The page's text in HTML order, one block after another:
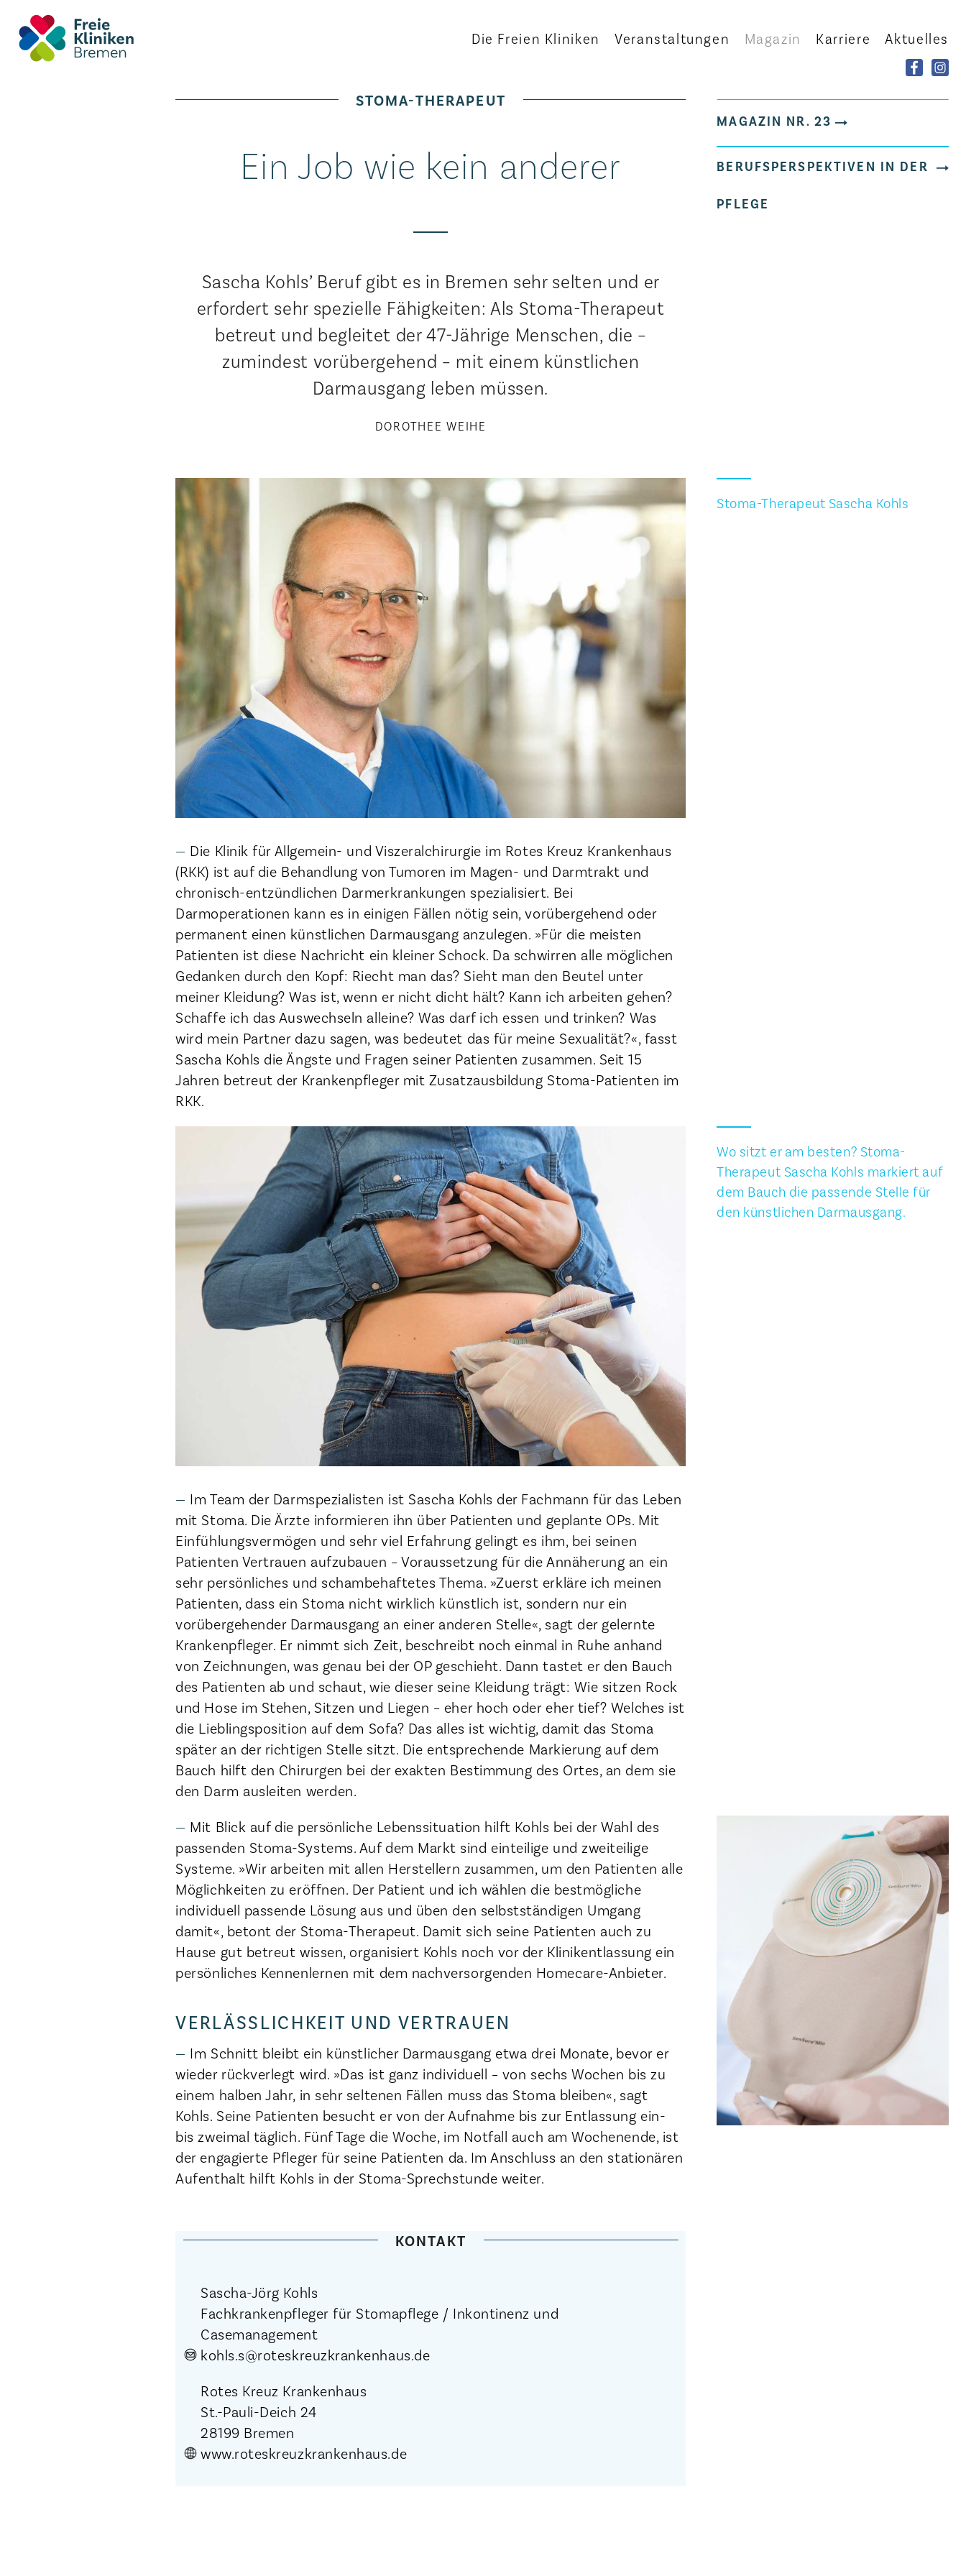
STOMA-THERAPEUT
Ein Job wie kein anderer
Sascha Kohls’ Beruf gibt es in Bremen sehr selten und er
erfordert sehr spezielle Fähigkeiten: Als Stoma-Therapeut
betreut und begleitet der 47-Jährige Menschen, die –
zumindest vorübergehend – mit einem künstlichen
Darmausgang leben müssen.
DOROTHEE WEIHE
MAGAZIN NR. 23
BERUFSPERSPEKTIVEN IN DER
PFLEGE
Stoma-Therapeut Sascha Kohls
Die Klinik für Allgemein- und Viszeralchirurgie im Rotes Kreuz Krankenhaus
(RKK) ist auf die Behandlung von Tumoren im Magen- und Darmtrakt und
chronisch-entzündlichen Darmerkrankungen spezialisiert. Bei
Darmoperationen kann es in einigen Fällen nötig sein, vorübergehend oder
permanent einen künstlichen Darmausgang anzulegen. »Für die meisten
Patienten ist diese Nachricht ein kleiner Schock. Da schwirren alle möglichen
Gedanken durch den Kopf: Riecht man das? Sieht man den Beutel unter
meiner Kleidung? Was ist, wenn er nicht dicht hält? Kann ich arbeiten gehen?
Schaffe ich das Auswechseln alleine? Was darf ich essen und trinken? Was
wird mein Partner dazu sagen, was bedeutet das für meine Sexualität?«, fasst
Sascha Kohls die Ängste und Fragen seiner Patienten zusammen. Seit 15
Jahren betreut der Krankenpfleger mit Zusatzausbildung Stoma-Patienten im
RKK.
Wo sitzt er am besten? Stoma-
Therapeut Sascha Kohls markiert auf
dem Bauch die passende Stelle für
den künstlichen Darmausgang.
Im Team der Darmspezialisten ist Sascha Kohls der Fachmann für das Leben
mit Stoma. Die Ärzte informieren ihn über Patienten und geplante OPs. Mit
Einfühlungsvermögen und sehr viel Erfahrung gelingt es ihm, bei seinen
Patienten Vertrauen aufzubauen – Voraussetzung für die Annäherung an ein
sehr persönliches und schambehaftetes Thema. »Zuerst erkläre ich meinen
Patienten, dass ein Stoma nicht wirklich künstlich ist, sondern nur ein
vorübergehender Darmausgang an einer anderen Stelle«, sagt der gelernte
Krankenpfleger. Er nimmt sich Zeit, beschreibt noch einmal in Ruhe anhand
von Zeichnungen, was genau bei der OP geschieht. Dann tastet er den Bauch
des Patienten ab und schaut, wie dieser seine Kleidung trägt: Wie sitzen Rock
und Hose im Stehen, Sitzen und Liegen – eher hoch oder eher tief? Welches ist
die Lieblingsposition auf dem Sofa? Das alles ist wichtig, damit das Stoma
später an der richtigen Stelle sitzt. Die entsprechende Markierung auf dem
Bauch hilft den Chirurgen bei der exakten Bestimmung des Ortes, an dem sie
den Darm ausleiten werden.
Mit Blick auf die persönliche Lebenssituation hilft Kohls bei der Wahl des
passenden Stoma-Systems. Auf dem Markt sind einteilige und zweiteilige
Systeme. »Wir arbeiten mit allen Herstellern zusammen, um den Patienten alle
Möglichkeiten zu eröffnen. Der Patient und ich wählen die bestmögliche
individuell passende Lösung aus und üben den selbstständigen Umgang
damit«, betont der Stoma-Therapeut. Damit sich seine Patienten auch zu
Hause gut betreut wissen, organisiert Kohls noch vor der Klinikentlassung ein
persönliches Kennenlernen mit dem nachversorgenden Homecare-Anbieter.
VERLÄSSLICHKEIT UND VERTRAUEN
Im Schnitt bleibt ein künstlicher Darmausgang etwa drei Monate, bevor er
wieder rückverlegt wird. »Das ist ganz individuell – von sechs Wochen bis zu
einem halben Jahr, in sehr seltenen Fällen muss das Stoma bleiben«, sagt
Kohls. Seine Patienten besucht er von der Aufnahme bis zur Entlassung ein-
bis zweimal täglich. Fünf Tage die Woche, im Notfall auch am Wochenende, ist
der engagierte Pfleger für seine Patienten da. Im Anschluss an den stationären
Aufenthalt hilft Kohls in der Stoma-Sprechstunde weiter.
KONTAKT
Sascha-Jörg Kohls
Fachkrankenpfleger für Stomapflege / Inkontinenz und
Casemanagement
kohls.s@roteskreuzkrankenhaus.de
Rotes Kreuz Krankenhaus
St.-Pauli-Deich 24
28199 Bremen
www.roteskreuzkrankenhaus.de
Die Freien Kliniken Veranstaltungen Magazin Karriere Aktuelles